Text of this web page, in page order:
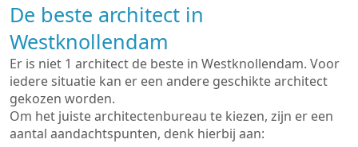
De beste architect in
Westknollendam
Er is niet 1 architect de beste in Westknollendam. Voor
iedere situatie kan er een andere geschikte architect
gekozen worden.
Om het juiste architectenbureau te kiezen, zijn er een
aantal aandachtspunten, denk hierbij aan: